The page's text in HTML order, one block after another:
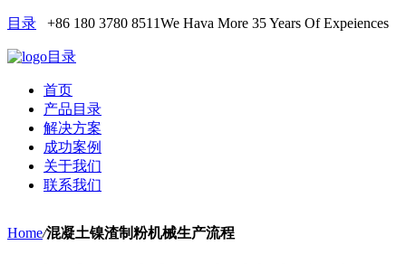
目录 +86 180 3780 8511We Hava More 35 Years Of Expeiences
目录
首页
产品目录
解决方案
成功案例
关于我们
联系我们
Home/混凝土镍渣制粉机械生产流程